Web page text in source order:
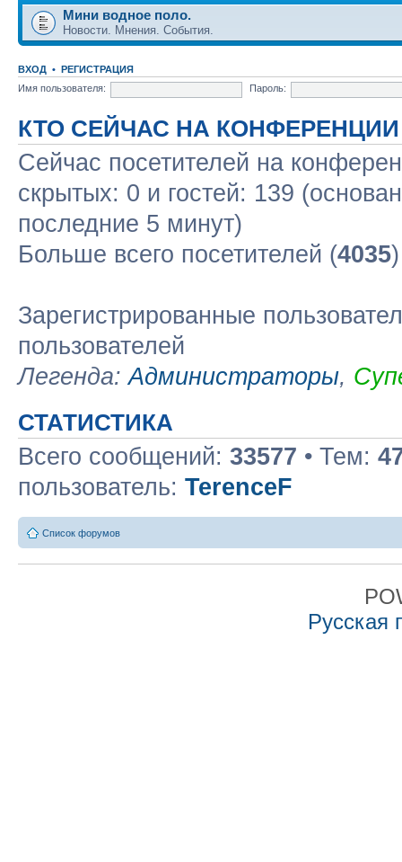
Мини водное поло.
Новости. Мнения. События.
ВХОД • РЕГИСТРАЦИЯ
Имя пользователя:
Пароль:
КТО СЕЙЧАС НА КОНФЕРЕНЦИИ
Сейчас посетителей на
скрытых: 0 и гостей: 139
последние 5 минут)
Больше всего посетителей (4035
Зарегистрированные
пользователей
Легенда:Администраторы,
СТАТИСТИКА
Всего сообщений: 33577 • Тем:
пользователь: TerenceF
Список форумов
Русская